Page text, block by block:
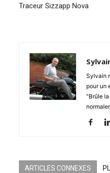
Traceur Sizzapp Nova
Sylvain
pour un
"Brûle
ARTICLES CONNEXES